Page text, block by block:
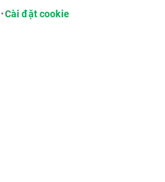
•Cài đặt cookie